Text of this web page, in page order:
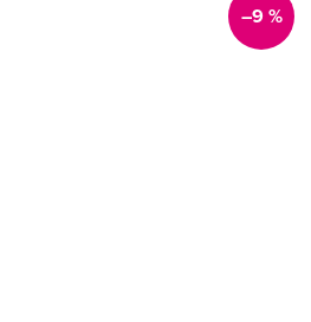
–9 %